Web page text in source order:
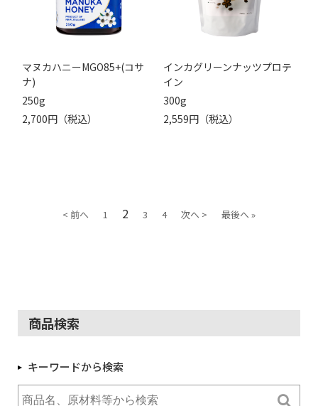
マヌカハニーMGO85+(コサ
ナ)
250g
2,700円（税込）
インカグリーンナッツプロテ
イン
300g
2,559円（税込）
< 前へ 1 2 3 4 次へ > 最後へ »
商品検索
キーワードから検索